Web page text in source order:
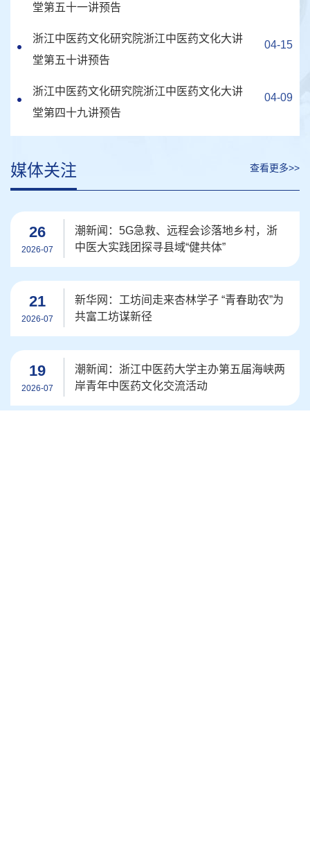
堂第五十一讲预告
浙江中医药文化研究院浙江中医药文化大讲
堂第五十讲预告
04-15
浙江中医药文化研究院浙江中医药文化大讲
堂第四十九讲预告
04-09
媒体关注 查看更多>>
26
2026-07
潮新闻：5G急救、远程会诊落地乡村，浙
中医大实践团探寻县域“健共体”
21
2026-07
新华网：工坊间走来杏林学子 “青春助农”为
共富工坊谋新径
19
2026-07
潮新闻：浙江中医药大学主办第五届海峡两
岸青年中医药文化交流活动